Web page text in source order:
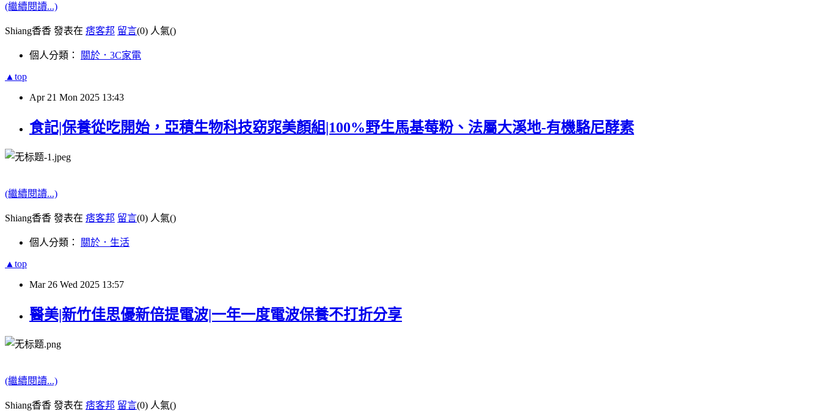
(繼續閱讀...)
Shiang香香 發表在 痞客邦 留言(0) 人氣()
個人分類： 關於．3C家電
▲top
Apr 21 Mon 2025 13:43
食記|保養從吃開始，亞積生物科技窈窕美顏組|100%野生馬基莓粉、法屬大溪地-有機駱尼酵素
(繼續閱讀...)
Shiang香香 發表在 痞客邦 留言(0) 人氣()
個人分類： 關於．生活
▲top
Mar 26 Wed 2025 13:57
醫美|新竹佳思優新倍提電波|一年一度電波保養不打折分享
(繼續閱讀...)
Shiang香香 發表在 痞客邦 留言(0) 人氣()